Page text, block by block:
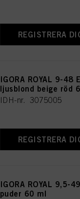
REGISTRERA
IGORA ROYAL 9-48
ljusblond beige röd
IDH-nr. 3075005
REGISTRERA
IGORA ROYAL 9,5-
puder 60 ml